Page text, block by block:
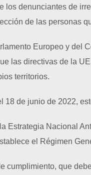
denunciantes de
de las personas
Europeo y del
las directivas de la
territorios.
18 de junio de 2022,
Nacional
el Régimen
que